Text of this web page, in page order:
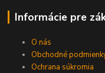
Informácie pre
O nás
Obchodné
Ochrana súkromia